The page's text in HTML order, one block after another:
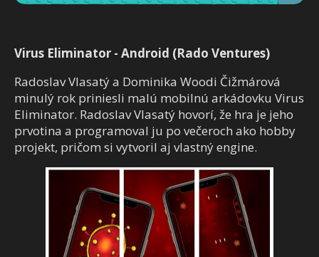
Virus Eliminator - Android (Rado Ventures)
Radoslav Vlasatý a Dominika Woodi Čižmárová
minulý rok priniesli malú mobilnú arkádovku Virus
Eliminator. Radoslav Vlasatý hovorí, že hra je jeho
prvotina a programoval ju po večeroch ako hobby
projekt, pričom si vytvoril aj vlastný engine.